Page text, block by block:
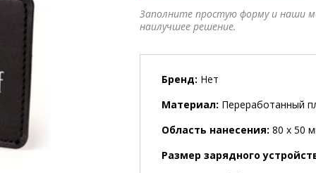
Бренд: Нет
Материал: Переработанный
Область нанесения: 80 x 50
Размер зарядного
Заполните простую форму и наши
наилучшее решение.